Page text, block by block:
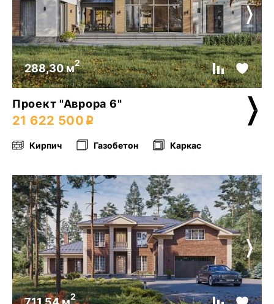
288,30 м2
Проект "Аврора 6"
21 622 500
Кирпич Газобетон Каркас
2